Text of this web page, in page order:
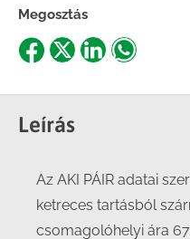
Megosztás
Share
Facebook
Share
X
ShareShare
Leírás
Az AKI PÁIR adatai
ketreces tartásból
csomagolóhelyi ára